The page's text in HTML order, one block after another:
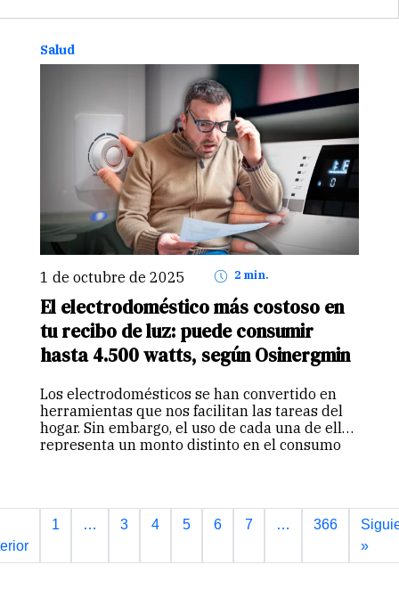
refleja el resultado de un esfuerzo sostenido…
Continuar
Salud
1 de octubre de 2025 2 min.
El electrodoméstico más costoso en
tu recibo de luz: puede consumir
hasta 4.500 watts, según Osinergmin
Los electrodomésticos se han convertido en
herramientas que nos facilitan las tareas del
hogar. Sin embargo, el uso de cada una de ellas
representa un monto distinto en el consumo
1 … 3 4 5 6 7 … 366
»